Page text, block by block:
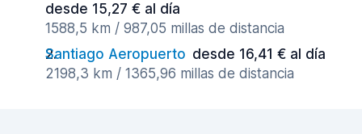
desde 15,27 € al día
1588,5 km / 987,05 millas de distancia
Santiago Aeropuerto desde 16,41 € al día
2198,3 km / 1365,96 millas de distancia